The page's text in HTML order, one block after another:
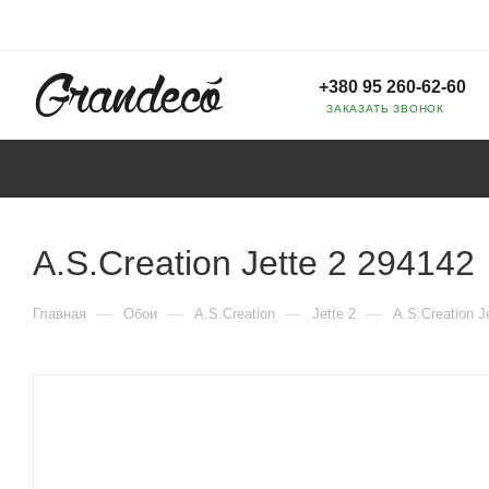
+380 95 260-62-60
ЗАКАЗАТЬ ЗВОНОК
A.S.Creation Jette 2 294142
Главная — Обои — A.S.Creation — Jette 2 — A.S.Creation